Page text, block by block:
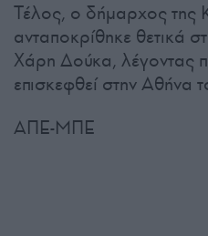
Τέλος, ο δήμαρχος της
ανταποκρίθηκε θετικά
Χάρη Δούκα, λέγοντας
επισκεφθεί στην Αθήνα
ΑΠΕ-ΜΠΕ